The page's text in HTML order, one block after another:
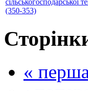
сільськогосподарської
(350-353)
«